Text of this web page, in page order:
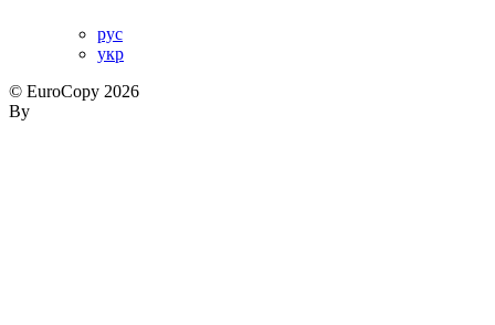
рус
укр
© EuroCopy 2026
By